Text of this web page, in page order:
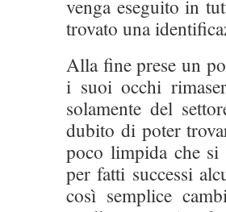
venga eseguito in
trovato una
Alla fine prese un
i suoi occhi
solamente del
dubito di poter
poco limpida che
per fatti successi
così semplice